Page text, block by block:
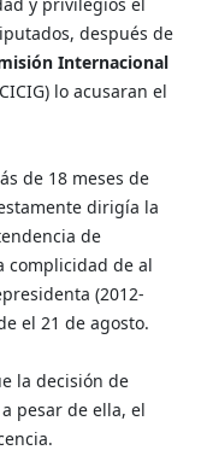
después de
Internacional
lo acusaran el
de 18 meses de
dirigía la
de
complicidad de al
(2012-
el 21 de agosto.
la decisión de
pesar de ella, el